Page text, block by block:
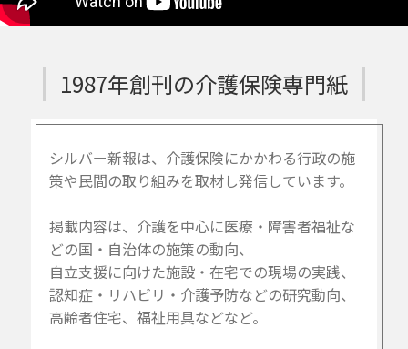
1987年創刊の介護保険専門紙
シルバー新報は、介護保険にかかわる行政の施
策や民間の取り組みを取材し発信しています。
掲載内容は、介護を中心に医療・障害者福祉な
どの国・自治体の施策の動向、
自立支援に向けた施設・在宅での現場の実践、
認知症・リハビリ・介護予防などの研究動向、
高齢者住宅、福祉用具などなど。